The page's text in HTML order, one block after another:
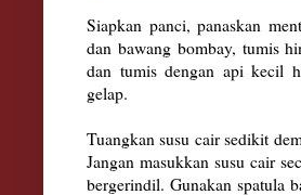
Siapkan panci, panaskan
dan bawang bombay, tumis
dan tumis dengan api kecil
gelap.
Tuangkan susu cair sedikit
Jangan masukkan susu cair
bergerindil. Gunakan spatula